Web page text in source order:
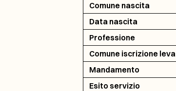
Comune nascita
Data nascita
Professione
Comune iscrizione leva
Mandamento
Esito servizio